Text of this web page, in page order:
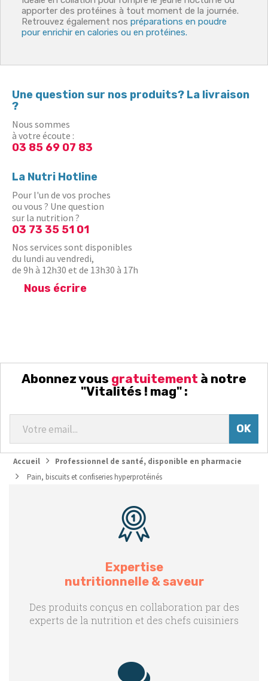
Accueil
Professionnel de santé, disponible en pharmacie
Pain, biscuits et confiseries hyperprotéinés
Une question sur nos produits? La livraison
?
Nous sommes
à votre écoute :
03 85 69 07 83
La Nutri Hotline
Pour l'un de vos proches
ou vous ? Une question
sur la nutrition ?
03 73 35 51 01
Nos services sont disponibles
du lundi au vendredi,
de 9h à 12h30 et de 13h30 à 17h
Nous écrire
Abonnez vous gratuitement à notre
"Vitalités ! mag" :
apporter des protéines à tout moment de la journée.
Retrouvez également nos préparations en poudre
pour enrichir en calories ou en protéines.
Expertise
nutritionnelle & saveur
Des produits conçus en collaboration par des
experts de la nutrition et des chefs cuisiniers